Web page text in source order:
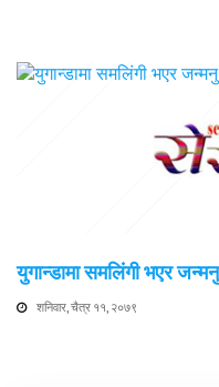
युगान्डामा समलिंगी भएर
शनिवार, चैत्र ११, २०७९